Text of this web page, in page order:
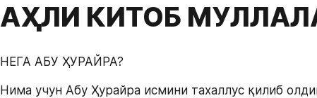
АҲЛИ КИТОБ
НЕГА АБУ ҲУРАЙРА?
Нима учун Абу Ҳурайра исмини тахаллус қилиб